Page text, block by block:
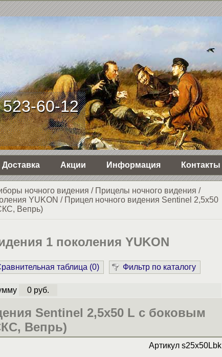
60-12
Доставка Акции Информация Контакты
ночного видения / Прицелы ночного видения /
YUKON / Прицел ночного видения Sentinel 2,5x50
Вепрь)
1 поколения YUKON
таблица (0) Фильтр по каталогу
0 руб.
Sentinel 2,5x50 L с боковым
Вепрь)
Артикулs25x50Lbk